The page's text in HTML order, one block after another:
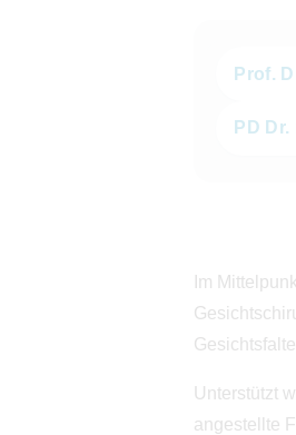
Prof.
PD Dr.
Im
Unterstützt
angestellte